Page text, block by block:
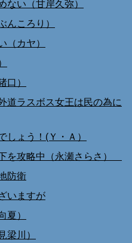
ない（甘岸久弥）
んころり）
（カヤ）
口）
道ラスボス女王は民の為に
しょう！(Ｙ・Ａ）
を攻略中（永瀬さらさ）
防衛
いますが
夏）
梁川）